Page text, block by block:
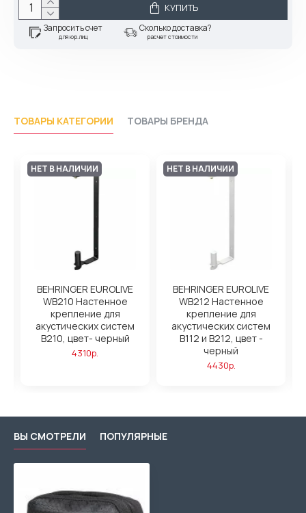
КУПИТЬ
Запросить счет
для юр.лиц
Сколько доставка?
расчет стоимости
ТОВАРЫ КАТЕГОРИИ ТОВАРЫ БРЕНДА
НЕТ В НАЛИЧИИ
BEHRINGER EUROLIVE
WB210 Настенное
крепление для
акустических систем
B210, цвет- черный
4310р.
НЕТ В НАЛИЧИИ
BEHRINGER EUROLIVE
WB212 Настенное
крепление для
акустических систем
B112 и B212, цвет -
черный
4430р.
ВЫ СМОТРЕЛИ ПОПУЛЯРНЫЕ